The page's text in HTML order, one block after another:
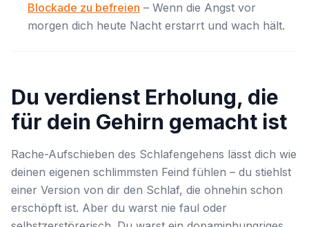
Blockade zu befreien – Wenn die Angst vor
morgen dich heute Nacht erstarrt und wach hält.
Du verdienst Erholung, die
für dein Gehirn gemacht ist
Rache-Aufschieben des Schlafengehens lässt dich wie
deinen eigenen schlimmsten Feind fühlen – du stiehlst
einer Version von dir den Schlaf, die ohnehin schon
erschöpft ist. Aber du warst nie faul oder